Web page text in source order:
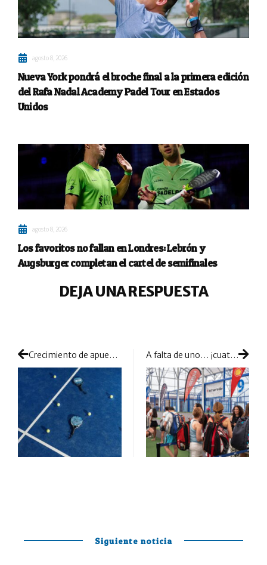
agosto 8, 2026
Nueva York pondrá el broche final a la primera edición
del Rafa Nadal Academy Padel Tour en Estados
Unidos
agosto 8, 2026
Los favoritos no fallan en Londres: Lebrón y
Augsburger completan el cartel de semifinales
DEJA UNA RESPUESTA
Crecimiento de apuestas cruzadas entre pádel y deportes populares A falta de uno… ¡cuatro torneos del Circuito Estrella Damm para volver a las pistas!
Siguiente noticia